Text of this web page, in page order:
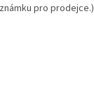
pro prodejce.)